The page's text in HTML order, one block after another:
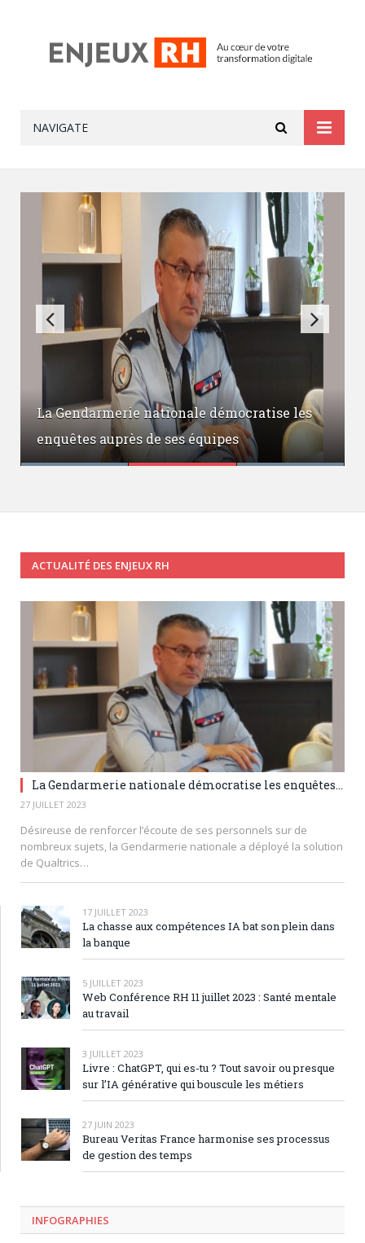
NAVIGATE
La Gendarmerie nationale démocratise les
enquêtes auprès de ses équipes
ACTUALITÉ DES ENJEUX RH
La Gendarmerie nationale démocratise les enquêtes...
27 JUILLET 2023
Désireuse de renforcer l’écoute de ses personnels sur de
nombreux sujets, la Gendarmerie nationale a déployé la solution
de Qualtrics…
17 JUILLET 2023
La chasse aux compétences IA bat son plein dans
la banque
5 JUILLET 2023
Web Conférence RH 11 juillet 2023 : Santé mentale
au travail
3 JUILLET 2023
Livre : ChatGPT, qui es-tu ? Tout savoir ou presque
sur l’IA générative qui bouscule les métiers
27 JUIN 2023
Bureau Veritas France harmonise ses processus
de gestion des temps
INFOGRAPHIES